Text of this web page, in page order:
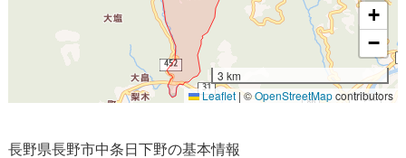
+
−
3 km
Leaflet | ©OpenStreetMapcontributors
長野県長野市中条日下野の基本情報